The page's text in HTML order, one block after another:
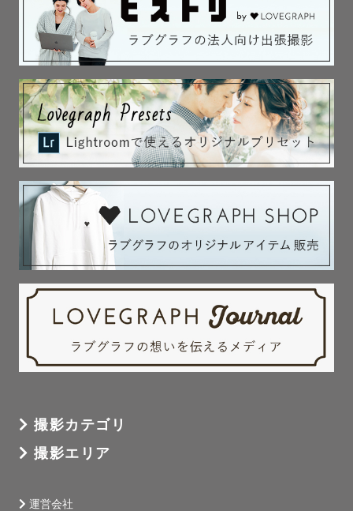
マタニティから成人式まで、様々なケースでご依頼をいた
だいております！
新生児〜就学までのお子さんは特に「いうことを聞かない
自由奔放さも含めてその子らしさ！と思って撮影させてい
ただいています。
実際、自由に動き回っている時の方がイキイキとしたその
子らしさが出ていて素敵な写真になると思っています。
い。
★初めての撮影が心配な方へ
す！
緊張しますか？しますよね。私も撮られる側にはあまりな
撮影に向けて、心配なこと、不安なこと、分からないこ
せていただきますので、
撮影前のご連絡から綿密にご相談し合っていろいろなこと
撮影カテゴリ
撮影エリア
運営会社